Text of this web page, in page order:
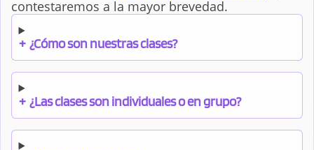
contestaremos a la mayor brevedad.
+ ¿Cómo son nuestras clases?
+ ¿Las clases son individuales o en grupo?